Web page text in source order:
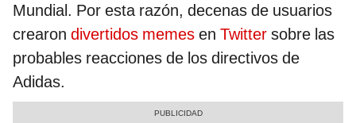
Mundial. Por esta razón, decenas de usuarios
crearon divertidos memes en Twitter sobre las
probables reacciones de los directivos de
Adidas.